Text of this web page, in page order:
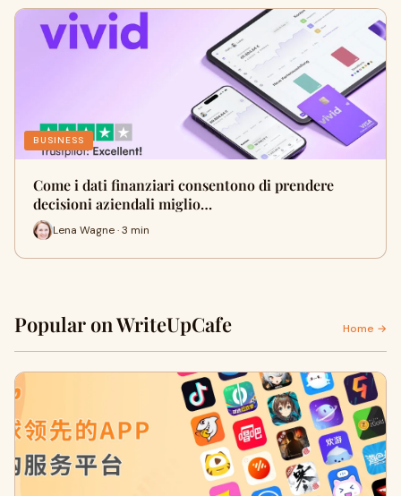
BUSINESS
Come i dati finanziari consentono di prendere
decisioni aziendali miglio…
Lena Wagne · 3 min
Popular on WriteUpCafe Home →